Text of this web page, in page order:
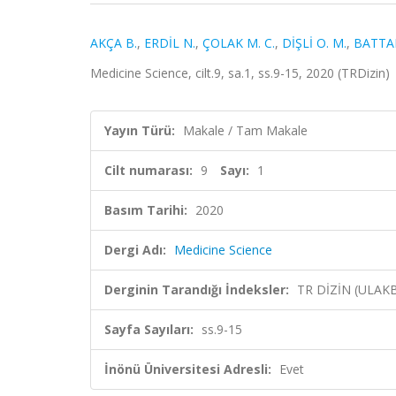
AKÇA B., ERDİL N., ÇOLAK M. C., DİŞLİ O. M.,
Medicine Science, cilt.9, sa.1, ss.9-15, 2020 (TRDizin)
Yayın Türü: Makale / Tam Makale
Cilt numarası: 9 Sayı: 1
Basım Tarihi: 2020
Dergi Adı: Medicine Science
Derginin Tarandığı İndeksler: TR DİZİN
Sayfa Sayıları: ss.9-15
İnönü Üniversitesi Adresli: Evet